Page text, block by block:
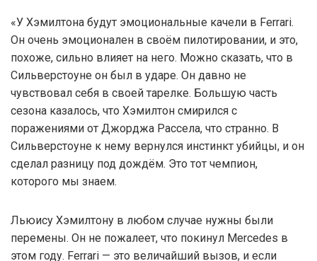
«У Хэмилтона будут эмоциональные качели в Ferrari.
Он очень эмоционален в своём пилотировании, и это,
похоже, сильно влияет на него. Можно сказать, что в
Сильверстоуне он был в ударе. Он давно не
чувствовал себя в своей тарелке. Большую часть
сезона казалось, что Хэмилтон смирился с
поражениями от Джорджа Рассела, что странно. В
Сильверстоуне к нему вернулся инстинкт убийцы, и он
сделал разницу под дождём. Это тот чемпион,
которого мы знаем.
Льюису Хэмилтону в любом случае нужны были
перемены. Он не пожалеет, что покинул Mercedes в
этом году. Ferrari — это величайший вызов, и если